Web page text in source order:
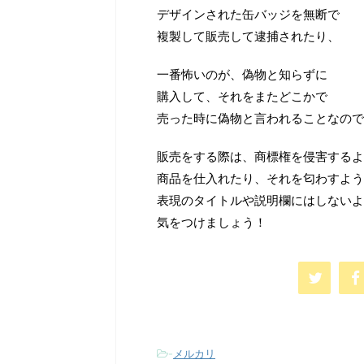
デザインされた缶バッジを無断で
複製して販売して逮捕されたり、
一番怖いのが、偽物と知らずに
購入して、それをまたどこかで
売った時に偽物と言われることなので
販売をする際は、商標権を侵害する
商品を仕入れたり、それを匂わすよ
表現のタイトルや説明欄にはしない
気をつけましょう！
- メルカリ